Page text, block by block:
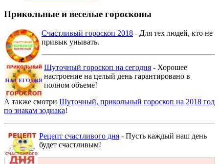
Прикольные и веселые гороскопы
Счастливый гороскоп 2018 - Для тех людей, кто не
привык унывать.
Шуточный гороскоп на сегодня - Хорошее
настроение на целый день гарантировано в
полном объеме!
А также смотри Шуточный, прикольный гороскоп на 2018 год
по знакам зодиака!
Рецепт счастливого дня - Пусть каждый наш день
будет счастливым!